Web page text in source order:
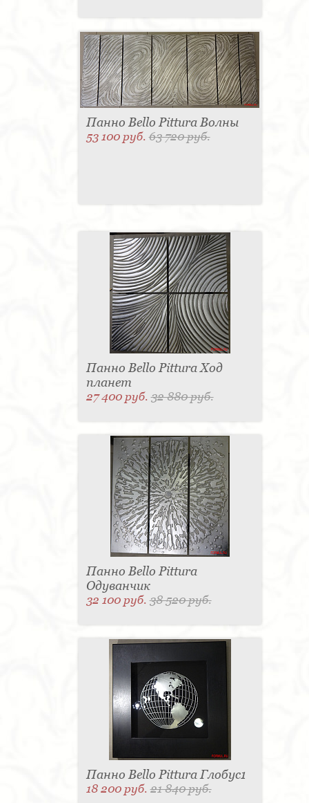
Панно Bello Pittura Волны
53 100 руб.63 720 руб.
Панно Bello Pittura Ход
планет
27 400 руб.32 880 руб.
Панно Bello Pittura
Одуванчик
32 100 руб.38 520 руб.
Панно Bello Pittura Глобус1
18 200 руб.21 840 руб.